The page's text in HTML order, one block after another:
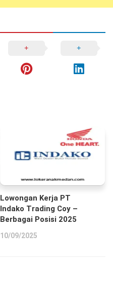
Lowongan Kerja PT
Indako Trading Coy –
Berbagai Posisi 2025
10/09/2025